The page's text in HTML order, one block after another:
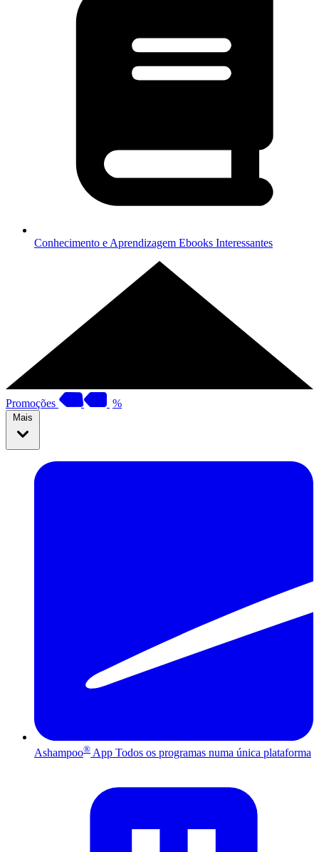
Conhecimento e Aprendizagem Ebooks Interessantes
Promoções %
Mais
Ashampoo® App Todos os programas numa única plataforma